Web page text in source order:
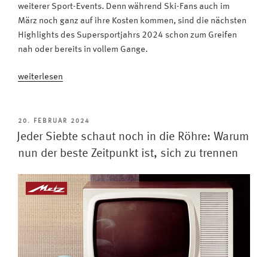
weiterer Sport-Events. Denn während Ski-Fans auch im
März noch ganz auf ihre Kosten kommen, sind die nächsten
Highlights des Supersportjahrs 2024 schon zum Greifen
nah oder bereits in vollem Gange.
„Sport,
noch
mehr
auf
Spitzenfernsehern“
weiterlesen
VERÖFFENTLICHT
AM
20. FEBRUAR 2024
Jeder Siebte schaut noch in die Röhre: Warum
nun der beste Zeitpunkt ist, sich zu trennen